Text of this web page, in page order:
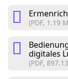
(PDF, 1.19
digitales
(PDF,